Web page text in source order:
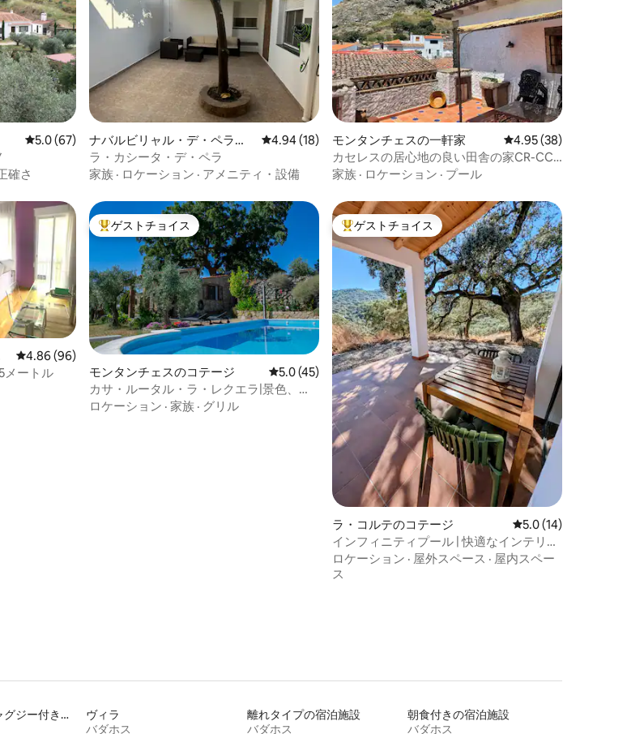
レビュー67件、5つ星中5.0つ星の平均評価
5.0 (67)
確さ
ナバルビリャル・デ・ペラの
一軒家
レビュー18件、5つ星中4.94つ星の平均評価
4.94 (18)
ラ・カシータ・デ・ペラ
家族 · ロケーション · アメニティ・設備
モンタンチェスの一軒家 レビュー38件、5つ星
4.95 (38)
カセレスの居心地の良い田舎の家CR-CC-
00182
家族 · ロケーション · プール
レビュー96件、5つ星中4.86つ星の平均評価
4.86 (96)
メートル
大好評のゲストチョイスです。
ゲストチョイス
モンタンチェスのコテージ レビュー45件、5つ星中5.0つ星の平均評価
5.0 (45)
カサ・ルータル・ラ・レクエラ|景色、田
園地帯、プール
ロケーション · 家族 · グリル
大好評のゲストチョイスです。
ゲストチョイス
ラ・コルテのコテージ レビュー14件、5つ
5.0 (14)
インフィニティプール | 快適なインテリア
| パノラマビュー
ロケーション · 屋外スペース · 屋内スペー
ス
露天風呂・ジャグジー付きの宿泊施設
ヴィラ
バダホス
離れタイプの宿泊施設
バダホス
朝食付きの宿泊施設
バダホス